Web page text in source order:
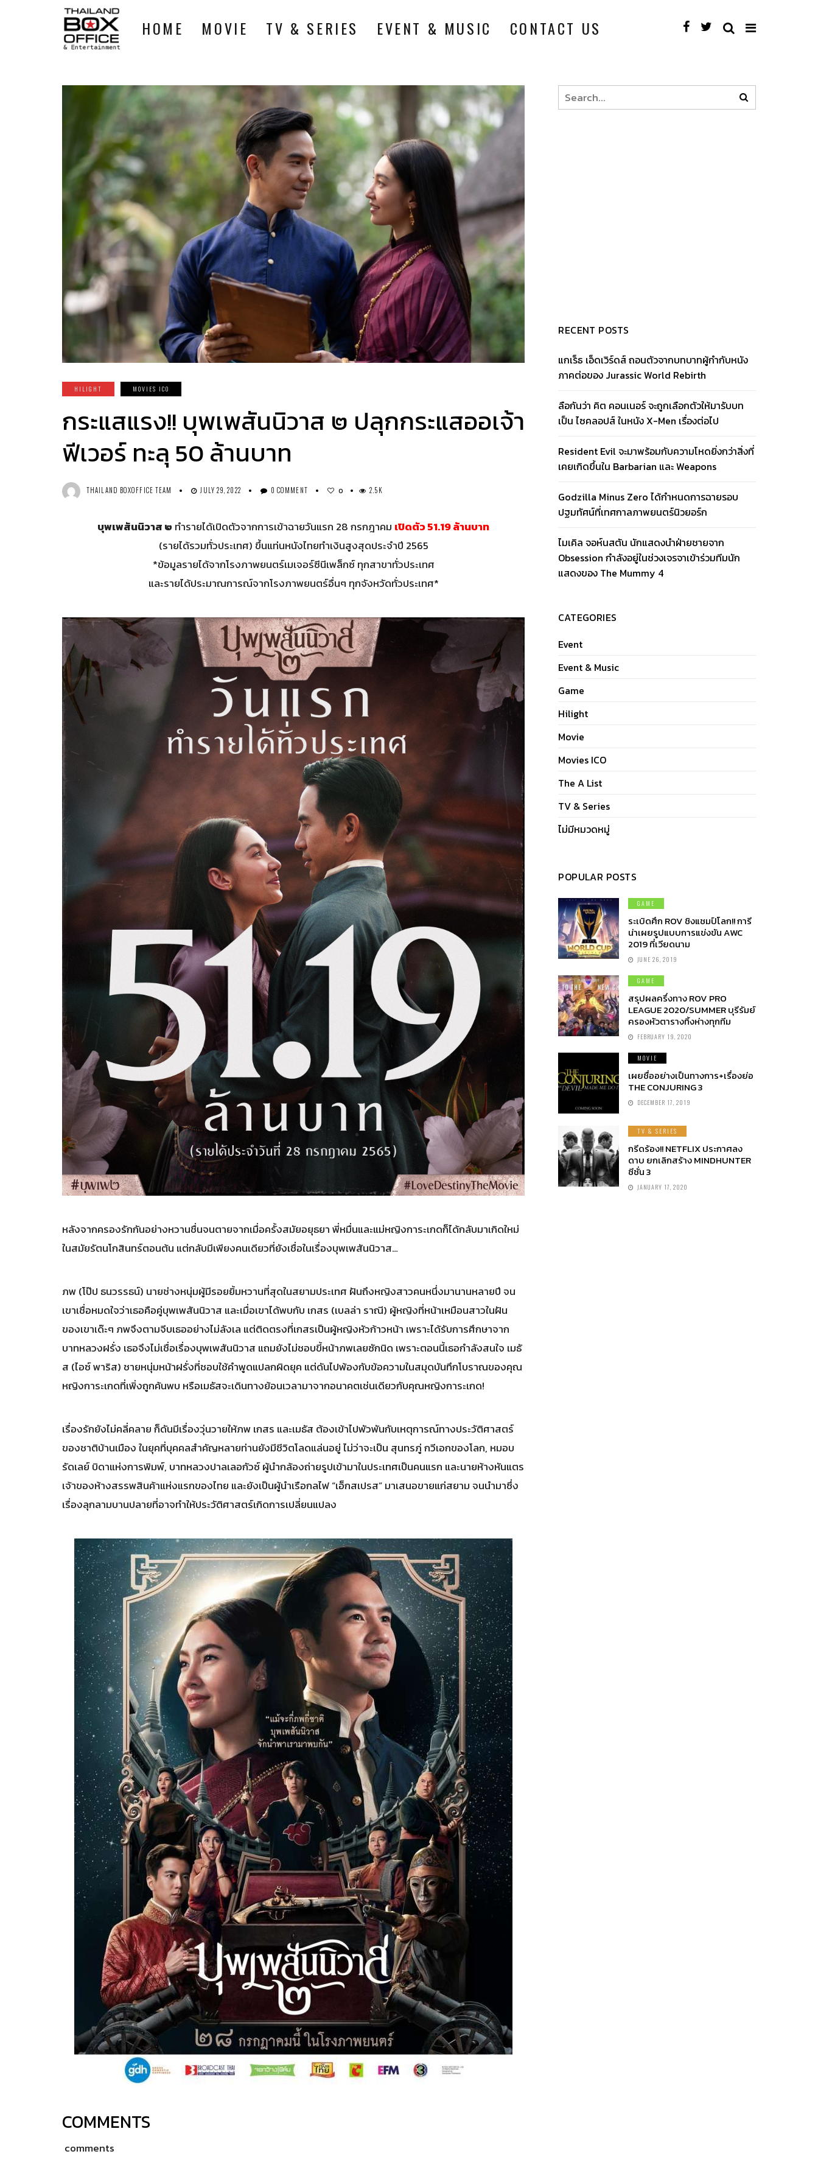
HOME MOVIE TV & SERIES EVENT & MUSIC CONTACT US
HILIGHT MOVIES ICO
กระแสแรง!! บุพเพสันนิวาส ๒ ปลุกกระแสออเจ้า
ฟีเวอร์ ทะลุ 50 ล้านบาท
THAILAND BOXOFFICE TEAM JULY 29, 2022 0 COMMENT 0 2.5K
บุพเพสันนิวาส ๒ ทำรายได้เปิดตัวจากการเข้าฉายวันแรก 28 กรกฎาคม เปิดตัว 51.19 ล้านบาท
(รายได้รวมทั่วประเทศ) ขึ้นแท่นหนังไทยทำเงินสูงสุดประจำปี 2565
*ข้อมูลรายได้จากโรงภาพยนตร์เมเจอร์ซีนีเพล็กซ์ ทุกสาขาทั่วประเทศ
และรายได้ประมาณการณ์จากโรงภาพยนตร์อื่นๆ ทุกจังหวัดทั่วประเทศ*
หลังจากครองรักกันอย่างหวานชื่นจนตายจากเมื่อครั้งสมัยอยุธยา พี่หมื่นและแม่หญิงการะเกดก็ได้กลับมาเกิดใหม่
ในสมัยรัตนโกสินทร์ตอนต้น แต่กลับมีเพียงคนเดียวที่ยังเชื่อในเรื่องบุพเพสันนิวาส…
ภพ (โป๊ป ธนวรรธน์) นายช่างหนุ่มผู้มีรอยยิ้มหวานที่สุดในสยามประเทศ ฝันถึงหญิงสาวคนหนึ่งมานานหลายปี จน
เขาเชื่อหมดใจว่าเธอคือคู่บุพเพสันนิวาส และเมื่อเขาได้พบกับ เกสร (เบลล่า ราณี) ผู้หญิงที่หน้าเหมือนสาวในฝัน
ของเขาเด๊ะๆ ภพจึงตามจีบเธออย่างไม่ลังเล แต่ติดตรงที่เกสรเป็นผู้หญิงหัวก้าวหน้า เพราะได้รับการศึกษาจาก
บาทหลวงฝรั่ง เธอจึงไม่เชื่อเรื่องบุพเพสันนิวาส แถมยังไม่ชอบขี้หน้าภพเลยซักนิด เพราะตอนนี้เธอกำลังสนใจ เมธั
ส (ไอซ์ พาริส) ชายหนุ่มหน้าฝรั่งที่ชอบใช้คำพูดแปลกผิดยุค แต่ดันไปพ้องกับข้อความในสมุดบันทึกโบราณของคุณ
หญิงการะเกดที่เพิ่งถูกค้นพบ หรือเมธัสจะเดินทางย้อนเวลามาจากอนาคตเช่นเดียวกับคุณหญิงการะเกด!
เรื่องรักยังไม่คลี่คลาย ก็ดันมีเรื่องวุ่นวายให้ภพ เกสร และเมธัส ต้องเข้าไปพัวพันกับเหตุการณ์ทางประวัติศาสตร์
ของชาติบ้านเมือง ในยุคที่บุคคลสำคัญหลายท่านยังมีชีวิตโลดแล่นอยู่ ไม่ว่าจะเป็น สุนทรภู่ กวีเอกของโลก, หมอบ
รัดเลย์ บิดาแห่งการพิมพ์, บาทหลวงปาลเลอกัวซ์ ผู้นำกล้องถ่ายรูปเข้ามาในประเทศเป็นคนแรก และนายห้างหันแตร
เจ้าของห้างสรรพสินค้าแห่งแรกของไทย และยังเป็นผู้นำเรือกลไฟ “เอ็กสเปรส” มาเสนอขายแก่สยาม จนนำมาซึ่ง
เรื่องลุกลามบานปลายที่อาจทำให้ประวัติศาสตร์เกิดการเปลี่ยนแปลง
COMMENTS
comments
RECENT POSTS
แกเร็ธ เอ็ดเวิร์ดส์ ถอนตัวจากบทบาทผู้กำกับหนัง
ภาคต่อของ Jurassic World Rebirth
ลือกันว่า คิต คอนเนอร์ จะถูกเลือกตัวให้มารับบท
เป็น ไซคลอปส์ ในหนัง X-Men เรื่องต่อไป
Resident Evil จะมาพร้อมกับความโหดยิ่งกว่าสิ่งที่
เคยเกิดขึ้นใน Barbarian และ Weapons
Godzilla Minus Zero ได้กำหนดการฉายรอบ
ปฐมทัศน์ที่เทศกาลภาพยนตร์นิวยอร์ก
ไมเคิล จอห์นสตัน นักแสดงนำฝ่ายชายจาก
Obsession กำลังอยู่ในช่วงเจรจาเข้าร่วมทีมนัก
แสดงของ The Mummy 4
CATEGORIES
Event
Event & Music
Game
Hilight
Movie
Movies ICO
The A List
TV & Series
ไม่มีหมวดหมู่
POPULAR POSTS
GAME
ระเบิดศึก ROV ชิงแชมป์โลก!! การี
น่าเผยรูปแบบการแข่งขัน AWC
2019 ที่เวียดนาม
JUNE 26, 2019
GAME
สรุปผลครึ่งทาง ROV PRO
LEAGUE 2020/SUMMER บุรีรัมย์
ครองหัวตารางทิ้งห่างทุกทีม
FEBRUARY 19, 2020
MOVIE
เผยชื่ออย่างเป็นทางการ+เรื่องย่อ
THE CONJURING 3
DECEMBER 17, 2019
TV & SERIES
กรีดร้อง!! NETFLIX ประกาศลง
ดาบ ยกเลิกสร้าง MINDHUNTER
ซีซั่น 3
JANUARY 17, 2020